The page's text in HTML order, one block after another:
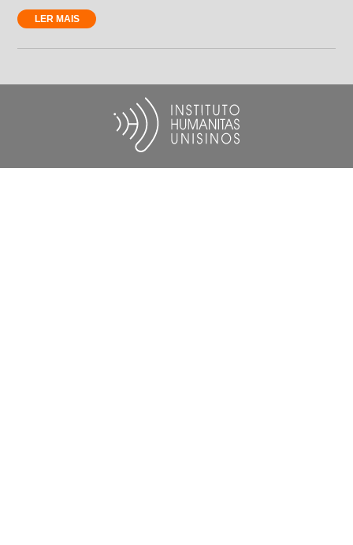
LER MAIS